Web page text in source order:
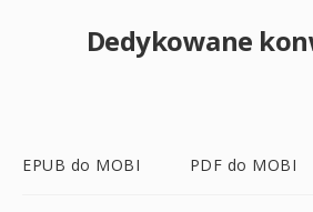
Dedykowane
EPUB do MOBI PDF do MOBI